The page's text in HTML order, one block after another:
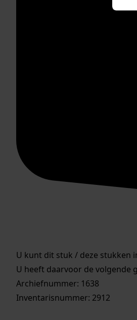
U kunt dit stuk / deze stukken
U heeft daarvoor de volgende
Archiefnummer: 1638
Inventarisnummer: 2912